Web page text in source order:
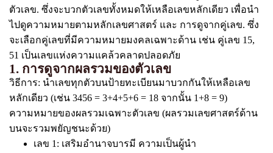
ตัวเลข. ซึ่งจะบวกตัวเลขทั้งหมดให้เหลือเลขหลักเดียว เพื่อนำ
ไปดูความหมายตามหลักเลขศาสตร์ และ การดูจากคู่เลข. ซึ่ง
จะเลือกคู่เลขที่มีความหมายมงคลเฉพาะด้าน เช่น คู่เลข 15,
51 เป็นเลขแห่งความแคล้วคลาดปลอดภัย
1. การดูจากผลรวมของตัวเลข
วิธีการ: นำเลขทุกตัวบนป้ายทะเบียนมาบวกกันให้เหลือเลข
หลักเดียว (เช่น 3456 = 3+4+5+6 = 18 จากนั้น 1+8 = 9)
ความหมายของผลรวมเฉพาะตัวเลข (ผลรวมเลขศาสตร์ด้าน
บนจะรวมพยัญชนะด้วย)
เลข 1: เสริมอำนาจบารมี ความเป็นผู้นำ